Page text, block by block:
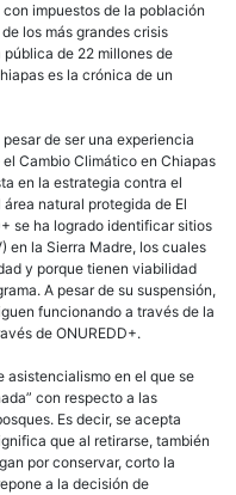
impuestos de la población
los más grandes crisis
de 22 millones de
es la crónica de un
de ser una experiencia
Cambio Climático en Chiapas
en la estrategia contra el
natural protegida de El
se ha logrado identificar sitios
en la Sierra Madre, los cuales
y porque tienen viabilidad
A pesar de su suspensión,
funcionando a través de la
de ONUREDD+.
asistencialismo en el que se
con respecto a las
Es decir, se acepta
que al retirarse, también
por conservar, corto la
a la decisión de